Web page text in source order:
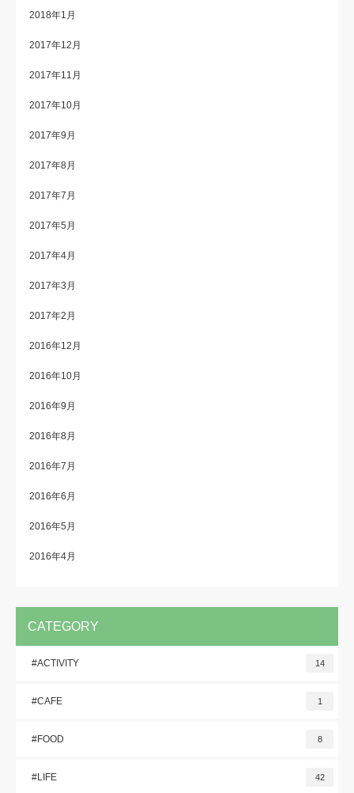
2018年1月
2017年12月
2017年11月
2017年10月
2017年9月
2017年8月
2017年7月
2017年5月
2017年4月
2017年3月
2017年2月
2016年12月
2016年10月
2016年9月
2016年8月
2016年7月
2016年6月
2016年5月
2016年4月
CATEGORY
#ACTIVITY 14
#CAFE 1
#FOOD 8
#LIFE 42